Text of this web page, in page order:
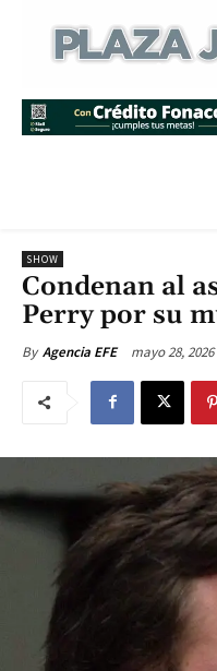
SHOW
Condenan al
Perry por su
By Agencia EFE mayo 28, 2026